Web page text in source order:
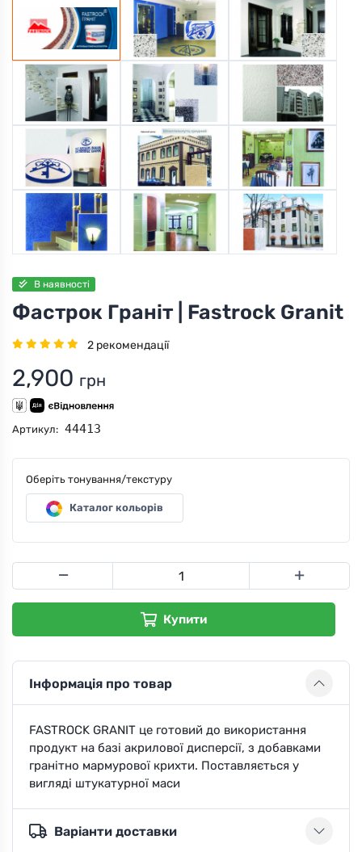
В наявності
Фастрок Граніт | Fastrock Granit
2 рекомендації
2,900 грн
Артикул: 44413
Оберіть тонування/текстуру
Каталог кольорів
Купити
Інформація про товар
FASTROCK GRANIT це готовий до використання
продукт на базі акрилової дисперсії, з добавками
гранітно мармурової крихти. Поставляється у
вигляді штукатурної маси
Варіанти доставки